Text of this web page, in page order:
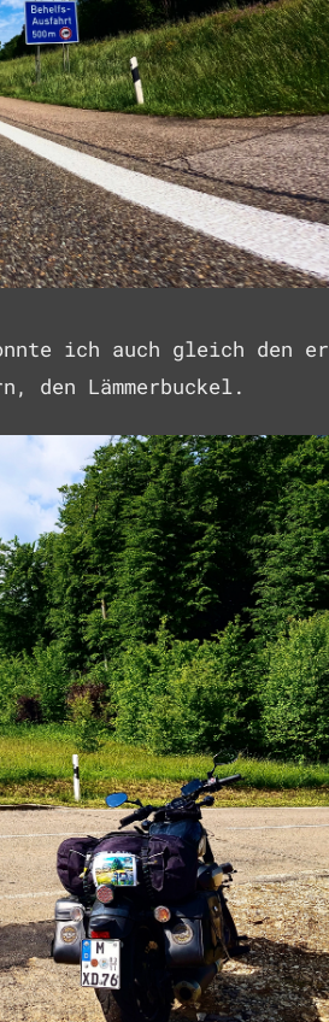
ich auch gleich den
den Lämmerbuckel.